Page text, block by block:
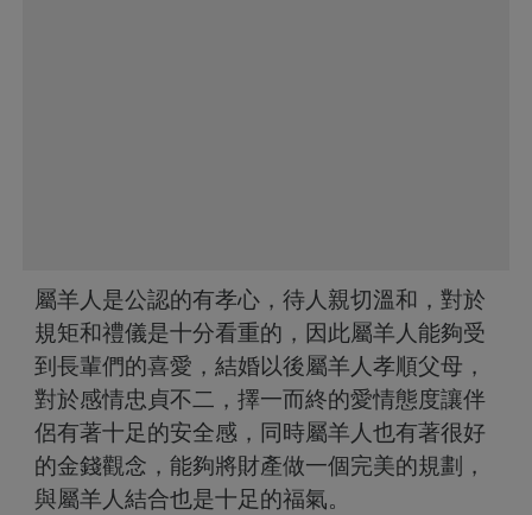
屬羊人是公認的有孝心，待人親切溫和，對於
規矩和禮儀是十分看重的，因此屬羊人能夠受
到長輩們的喜愛，結婚以後屬羊人孝順父母，
對於感情忠貞不二，擇一而終的愛情態度讓伴
侶有著十足的安全感，同時屬羊人也有著很好
的金錢觀念，能夠將財產做一個完美的規劃，
與屬羊人結合也是十足的福氣。